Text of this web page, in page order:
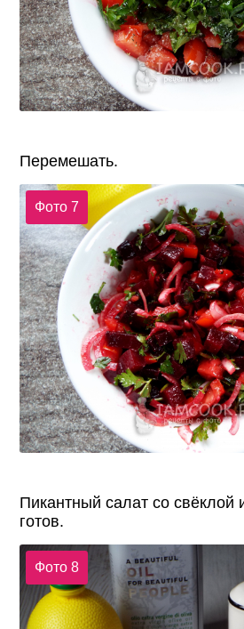
Перемешать.
Фото 7
Пикантный салат со свёклой
готов.
Фото 8